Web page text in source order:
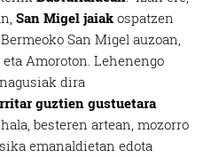
San Migel jaiak ospatzen
San Migel auzoan,
Amoroton. Lehenengo
dira
guztien gustuetara
besteren artean, mozorro
emanaldietan edota